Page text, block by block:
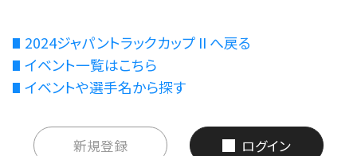
2024ジャパントラックカップ II へ戻る
イベント一覧はこちら
イベントや選手名から探す
新規登録 ログイン